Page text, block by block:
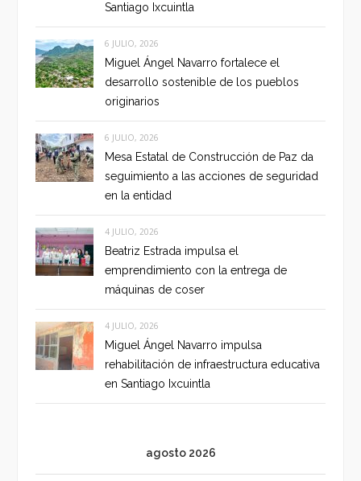
Santiago Ixcuintla
6 JULIO, 2026
Miguel Ángel Navarro fortalece el
desarrollo sostenible de los pueblos
originarios
6 JULIO, 2026
Mesa Estatal de Construcción de Paz da
seguimiento a las acciones de seguridad
en la entidad
4 JULIO, 2026
Beatriz Estrada impulsa el
emprendimiento con la entrega de
máquinas de coser
4 JULIO, 2026
Miguel Ángel Navarro impulsa
rehabilitación de infraestructura educativa
en Santiago Ixcuintla
agosto 2026